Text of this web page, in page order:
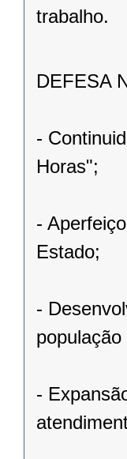
trabalho.
DEFESA
-
Horas";
-
Estado;
-
-